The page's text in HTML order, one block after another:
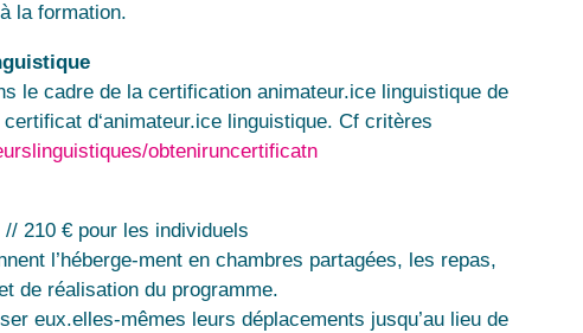
la formation.
le cadre de la certification animateur.ice linguistique de
certificat d‘animateur.ice linguistique. Cf critères
obteniruncertificatn
210 € pour les individuels
l’héberge-ment en chambres partagées, les repas,
de réalisation du programme.
eux.elles-mêmes leurs déplacements jusqu’au lieu de